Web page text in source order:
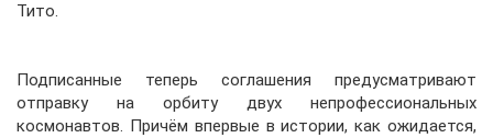
Тито.
Подписанные теперь соглашения предусматривают
отправку на орбиту двух непрофессиональных
космонавтов. Причём впервые в истории, как ожидается,